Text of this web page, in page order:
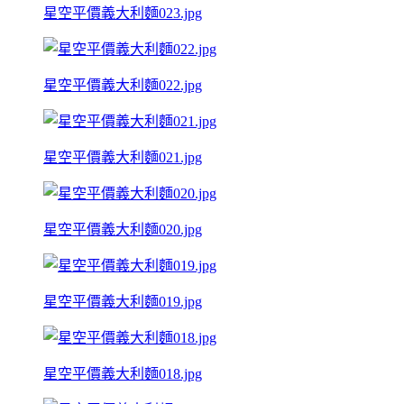
星空平價義大利麵023.jpg
星空平價義大利麵022.jpg
星空平價義大利麵021.jpg
星空平價義大利麵020.jpg
星空平價義大利麵019.jpg
星空平價義大利麵018.jpg